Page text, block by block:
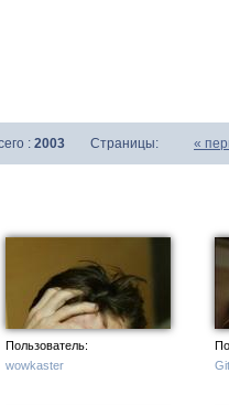
: 2003 Страницы: «
Пользователь:
wowkaster